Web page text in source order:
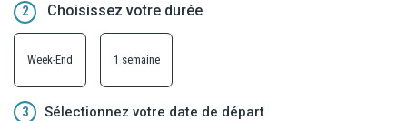
2 Choisissez votre durée
Week-End 1 semaine
3 Sélectionnez votre date de départ